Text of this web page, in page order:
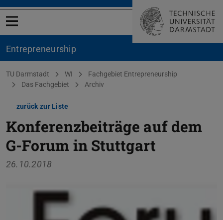
Menü öffnen
Entrepreneurship
Sie befinden sich hier:
TU Darmstadt WI
Fachgebiet Entrepreneurship
Das Fachgebiet
Archiv
zurück zur Liste
Konferenzbeiträge auf dem
G-Forum in Stuttgart
26.10.2018